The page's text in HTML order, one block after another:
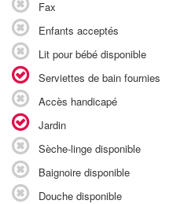
Fax
Enfants acceptés
Lit pour bébé disponible
Serviettes de bain fournies
Accès handicapé
Jardin
Sèche-linge disponible
Baignoire disponible
Douche disponible